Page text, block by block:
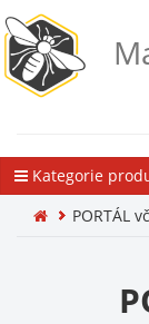
Kategorie
PORTÁL